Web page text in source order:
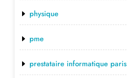
physique
pme
prestataire informatique paris